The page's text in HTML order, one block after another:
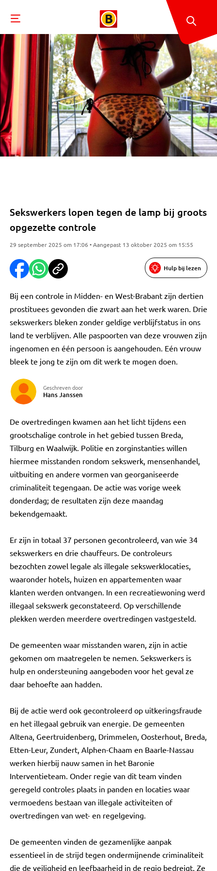
Sekswerkers lopen tegen de lamp bij groots
opgezette controle
29 september 2025 om 17:06 • Aangepast 13 oktober 2025 om 15:55
Hulp bij lezen
Bij een controle in Midden- en West-Brabant zijn dertien
prostituees gevonden die zwart aan het werk waren. Drie
sekswerkers bleken zonder geldige verblijfstatus in ons
land te verblijven. Alle paspoorten van deze vrouwen zijn
ingenomen en één persoon is aangehouden. Eén vrouw
bleek te jong te zijn om dit werk te mogen doen.
Geschreven door
Hans Janssen
De overtredingen kwamen aan het licht tijdens een
grootschalige controle in het gebied tussen Breda,
Tilburg en Waalwijk. Politie en zorginstanties willen
hiermee misstanden rondom sekswerk, mensenhandel,
uitbuiting en andere vormen van georganiseerde
criminaliteit tegengaan. De actie was vorige week
donderdag; de resultaten zijn deze maandag
bekendgemaakt.
Er zijn in totaal 37 personen gecontroleerd, van wie 34
sekswerkers en drie chauffeurs. De controleurs
bezochten zowel legale als illegale sekswerklocaties,
waaronder hotels, huizen en appartementen waar
klanten werden ontvangen. In een recreatiewoning werd
illegaal sekswerk geconstateerd. Op verschillende
plekken werden meerdere overtredingen vastgesteld.
De gemeenten waar misstanden waren, zijn in actie
gekomen om maatregelen te nemen. Sekswerkers is
hulp en ondersteuning aangeboden voor het geval ze
daar behoefte aan hadden.
Bij de actie werd ook gecontroleerd op uitkeringsfraude
en het illegaal gebruik van energie. De gemeenten
Altena, Geertruidenberg, Drimmelen, Oosterhout, Breda,
Etten-Leur, Zundert, Alphen-Chaam en Baarle-Nassau
werken hierbij nauw samen in het Baronie
Interventieteam. Onder regie van dit team vinden
geregeld controles plaats in panden en locaties waar
vermoedens bestaan van illegale activiteiten of
overtredingen van wet- en regelgeving.
De gemeenten vinden de gezamenlijke aanpak
essentieel in de strijd tegen ondermijnende criminaliteit
die de veiligheid en leefbaarheid in de regio bedreigt. Ze